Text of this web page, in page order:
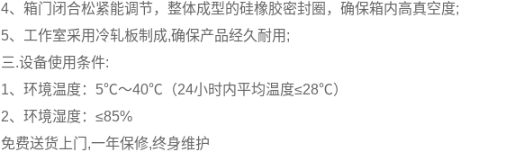
4、箱门闭合松紧能调节，整体成型的硅橡胶密封圈，确保箱内高真空度;
5、工作室采用冷轧板制成,确保产品经久耐用;
三.设备使用条件:
1、环境温度：5℃～40℃（24小时内平均温度≤28℃）
2、环境湿度：≤85%
免费送货上门,一年保修,终身维护